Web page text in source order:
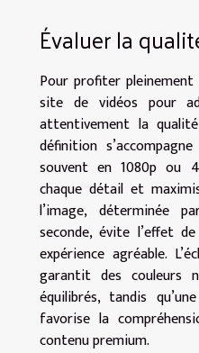
Évaluer la
Pour profiter pleinement
site de vidéos pour
attentivement la
définition
souvent en 1080p ou
chaque détail et
l’image, déterminée
seconde, évite l’effet
expérience agréable.
garantit des couleurs
équilibrés, tandis
favorise la
contenu premium.